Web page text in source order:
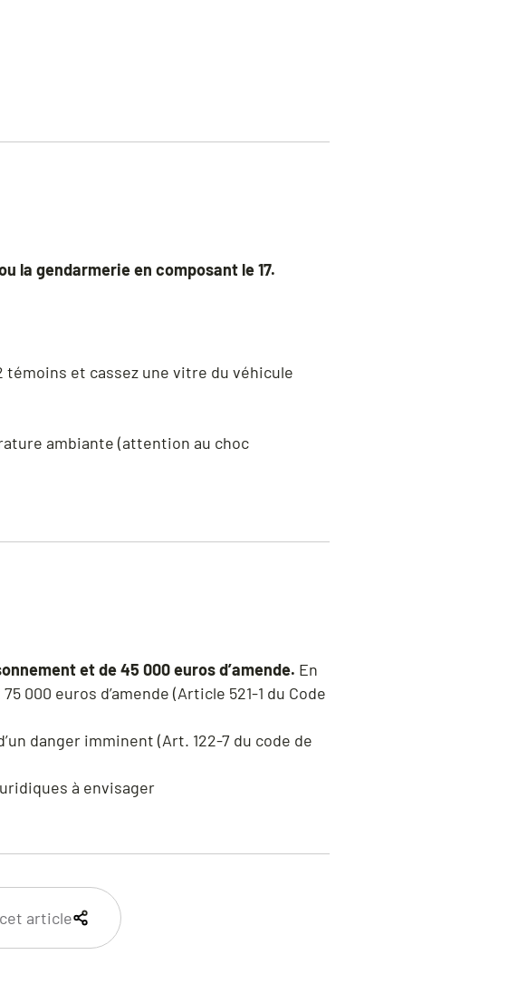
la gendarmerie en composant le 17.
et cassez une vitre du véhicule
ambiante (attention au choc
et de 45 000 euros d’amende. En
000 euros d’amende (Article 521-1 du Code
danger imminent (Art. 122-7 du code de
à envisager
article